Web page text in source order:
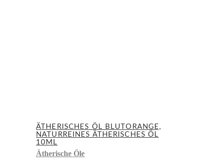
ÄTHERISCHES ÖL BLUTORANGE,
NATURREINES ÄTHERISCHES ÖL
10ML
Ätherische Öle